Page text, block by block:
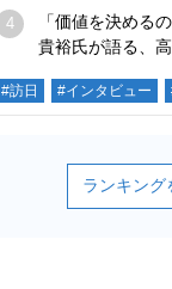
「価値を決める
貴裕氏が語る、
#訪日 #インタビュー